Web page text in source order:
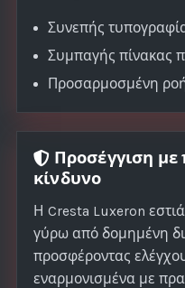
Συνεπής
Συμπαγής πίνακας
Προσαρμοσμένη
Προσέγγιση με
κίνδυνο
Η Cresta Luxeron
γύρω από δομημένη
προσφέροντας
εναρμονισμένα με